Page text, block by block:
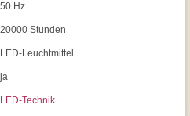
50 Hz
20000 Stunden
LED-Leuchtmittel
ja
LED-Technik